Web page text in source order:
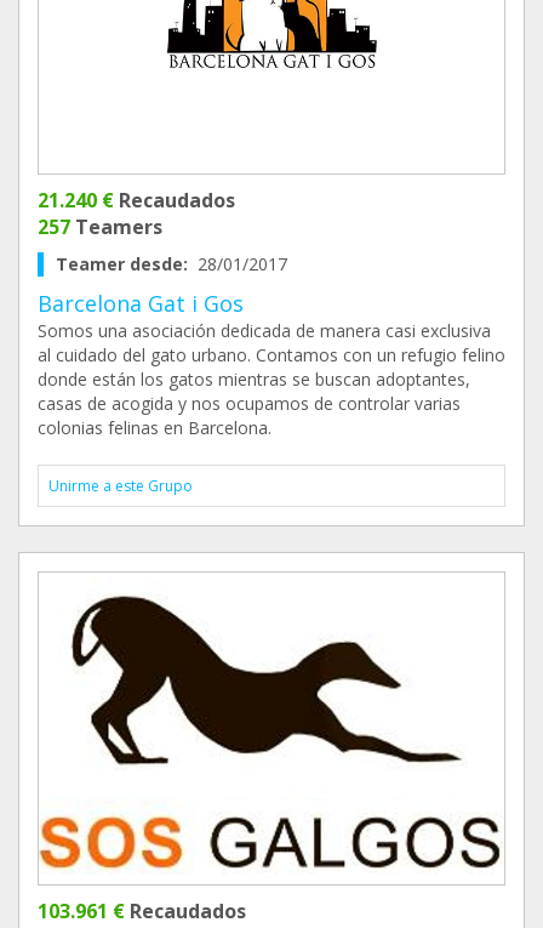
21.240 € Recaudados
257 Teamers
Teamer desde: 28/01/2017
Barcelona Gat i Gos
Somos una asociación dedicada de manera casi exclusiva
al cuidado del gato urbano. Contamos con un refugio felino
donde están los gatos mientras se buscan adoptantes,
casas de acogida y nos ocupamos de controlar varias
colonias felinas en Barcelona.
Unirme a este Grupo
103.961 € Recaudados